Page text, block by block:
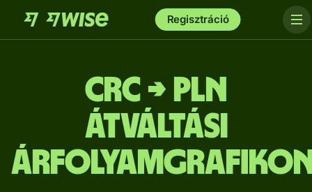
Regisztráció
CRC → PLN
Átváltási